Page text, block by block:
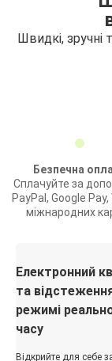
Швидкі, зручні
Безпечна
Сплачуйте за
PayPal, Google
міжнародних
Електронний
та
режимі
часу
Відкрийте для себе